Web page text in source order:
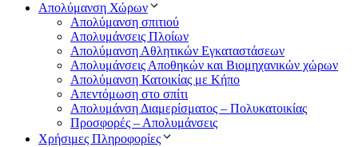
Απολύμανση Χώρων
Απολύμανση σπιτιού
Απολυμάνσεις Πλοίων
Απολύμανση Αθλητικών Εγκαταστάσεων
Απολυμάνσεις Αποθηκών και Βιομηχανικών χώρων
Απολύμανση Κατοικίας με Κήπο
Απεντόμωση στο σπίτι
Απολυμάνση Διαμερίσματος – Πολυκατοικίας
Προσφορές – Απολυμάνσεις
Χρήσιμες Πληροφορίες